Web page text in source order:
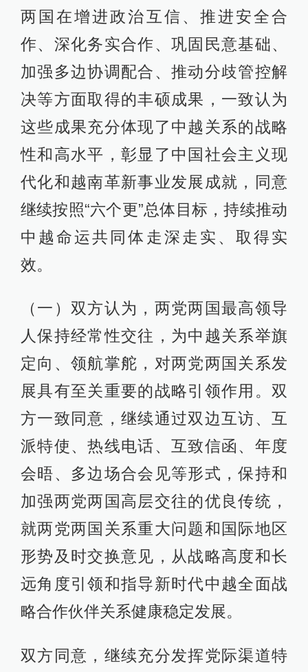
两国在增进政治互信、推进安全合
作、深化务实合作、巩固民意基础、
加强多边协调配合、推动分歧管控解
决等方面取得的丰硕成果，一致认为
这些成果充分体现了中越关系的战略
性和高水平，彰显了中国社会主义现
代化和越南革新事业发展成就，同意
继续按照“六个更”总体目标，持续推动
中越命运共同体走深走实、取得实
效。
（一）双方认为，两党两国最高领导
人保持经常性交往，为中越关系举旗
定向、领航掌舵，对两党两国关系发
展具有至关重要的战略引领作用。双
方一致同意，继续通过双边互访、互
派特使、热线电话、互致信函、年度
会晤、多边场合会见等形式，保持和
加强两党两国高层交往的优良传统，
就两党两国关系重大问题和国际地区
形势及时交换意见，从战略高度和长
远角度引领和指导新时代中越全面战
略合作伙伴关系健康稳定发展。
双方同意，继续充分发挥党际渠道特